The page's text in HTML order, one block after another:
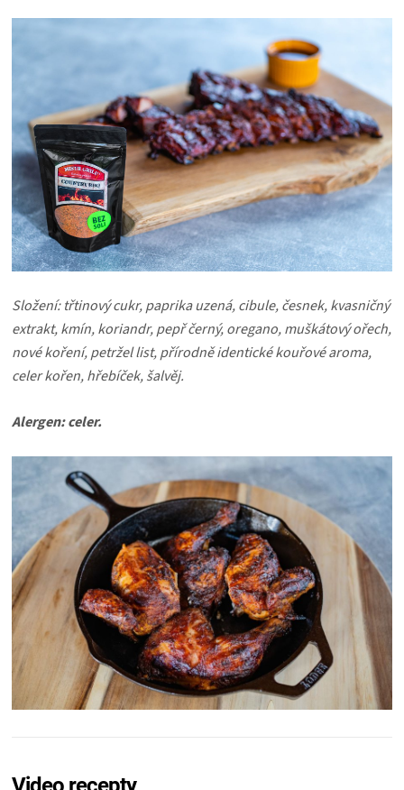
DÁRKOVÉ
POUKAZY
ZNAČKY
MĚNA
(CZK)
PŘIHLÁŠENÍ
Složení: třtinový cukr, paprika uzená, cibule, česnek, kvasničný
extrakt, kmín, koriandr, pepř černý, oregano, muškátový ořech,
nové koření, petržel list, přírodně identické kouřové aroma,
celer kořen, hřebíček, šalvěj.
Alergen: celer.